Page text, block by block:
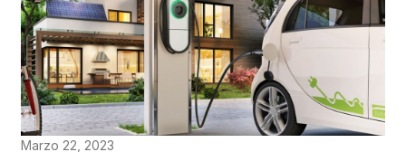
Marzo 22, 2023